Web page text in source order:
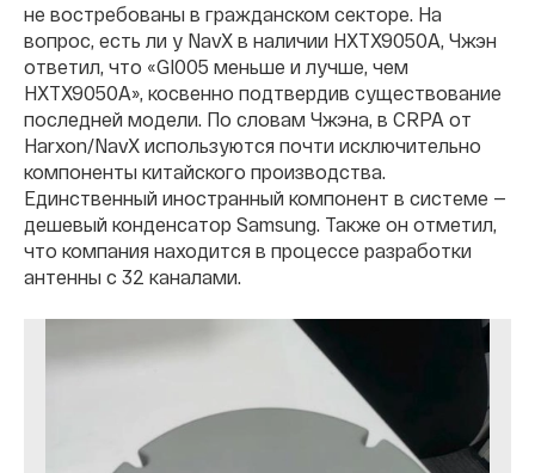
не востребованы в гражданском секторе. На
вопрос, есть ли у NavX в наличии HXTX9050A, Чжэн
ответил, что «GI005 меньше и лучше, чем
HXTX9050A», косвенно подтвердив существование
последней модели. По словам Чжэна, в CRPA от
Harxon/NavX используются почти исключительно
компоненты китайского производства.
Единственный иностранный компонент в системе —
дешевый конденсатор Samsung. Также он отметил,
что компания находится в процессе разработки
антенны с 32 каналами.